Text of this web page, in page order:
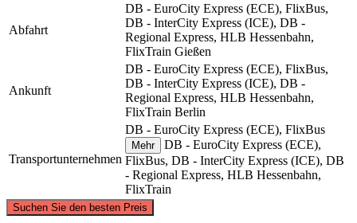
Abfahrt
DB - EuroCity Express (ECE), FlixBus,
DB - InterCity Express (ICE), DB -
Regional Express, HLB Hessenbahn,
FlixTrain Gießen
Ankunft
DB - EuroCity Express (ECE), FlixBus,
DB - InterCity Express (ICE), DB -
Regional Express, HLB Hessenbahn,
FlixTrain Berlin
Transportunternehmen
DB - EuroCity Express (ECE), FlixBus
Mehr
DB - EuroCity Express (ECE),
FlixBus, DB - InterCity Express (ICE), DB
- Regional Express, HLB Hessenbahn,
FlixTrain
Suchen Sie den besten Preis